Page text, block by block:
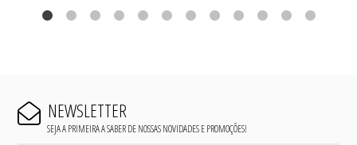
NEWSLETTER
SEJA A PRIMEIRA A SABER DE NOSSAS NOVIDADES E PROMOÇÕES!